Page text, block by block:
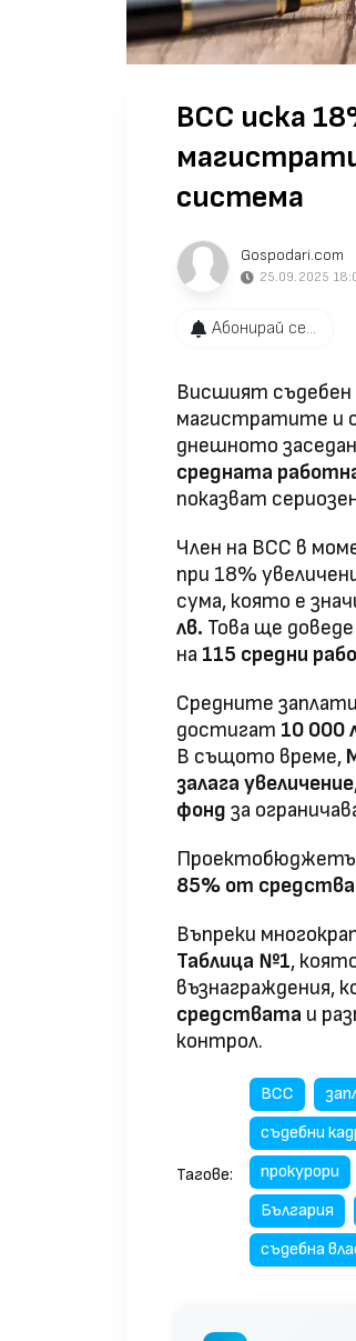
ВСС иска
система
Gospodari.com
25.09.2025
Абонирай се...
Висшият съдебен
магистратите и
днешното
средната
показват
Член на ВСС в
при 18%
сума, която е
лв. Това ще
на 115 средни
Средните
достигат 10 000
В същото време,
залага увеличение
фонд за
85% от
Въпреки
Таблица №1,
възнаграждения,
средствата и
контрол.
Тагове:
ВСС
съдебни
прокурори
България
съдебна